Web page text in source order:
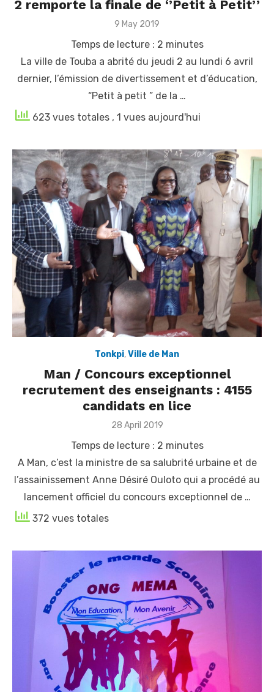
2 remporte la finale de ‘’Petit à Petit’’
Posted
9 May 2019
Temps de lecture : 2 minutes
La ville de Touba a abrité du jeudi 2 au lundi 6 avril
dernier, l’émission de divertissement et d’éducation,
“Petit à petit ” de la …
623 vues totales , 1 vues aujourd'hui
Tonkpi,Ville de Man
Man / Concours exceptionnel
recrutement des enseignants : 4155
candidats en lice
Posted
28 April 2019
Temps de lecture : 2 minutes
A Man, c’est la ministre de sa salubrité urbaine et de
l’assainissement Anne Désiré Ouloto qui a procédé au
lancement officiel du concours exceptionnel de …
372 vues totales